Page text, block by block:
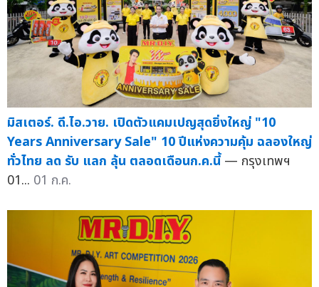
มิสเตอร์. ดี.ไอ.วาย. เปิดตัวแคมเปญสุดยิ่งใหญ่ "10
Years Anniversary Sale" 10 ปีแห่งความคุ้ม ฉลองใหญ่
ทั่วไทย ลด รับ แลก ลุ้น ตลอดเดือนก.ค.นี้ — กรุงเทพฯ
01... 01 ก.ค.